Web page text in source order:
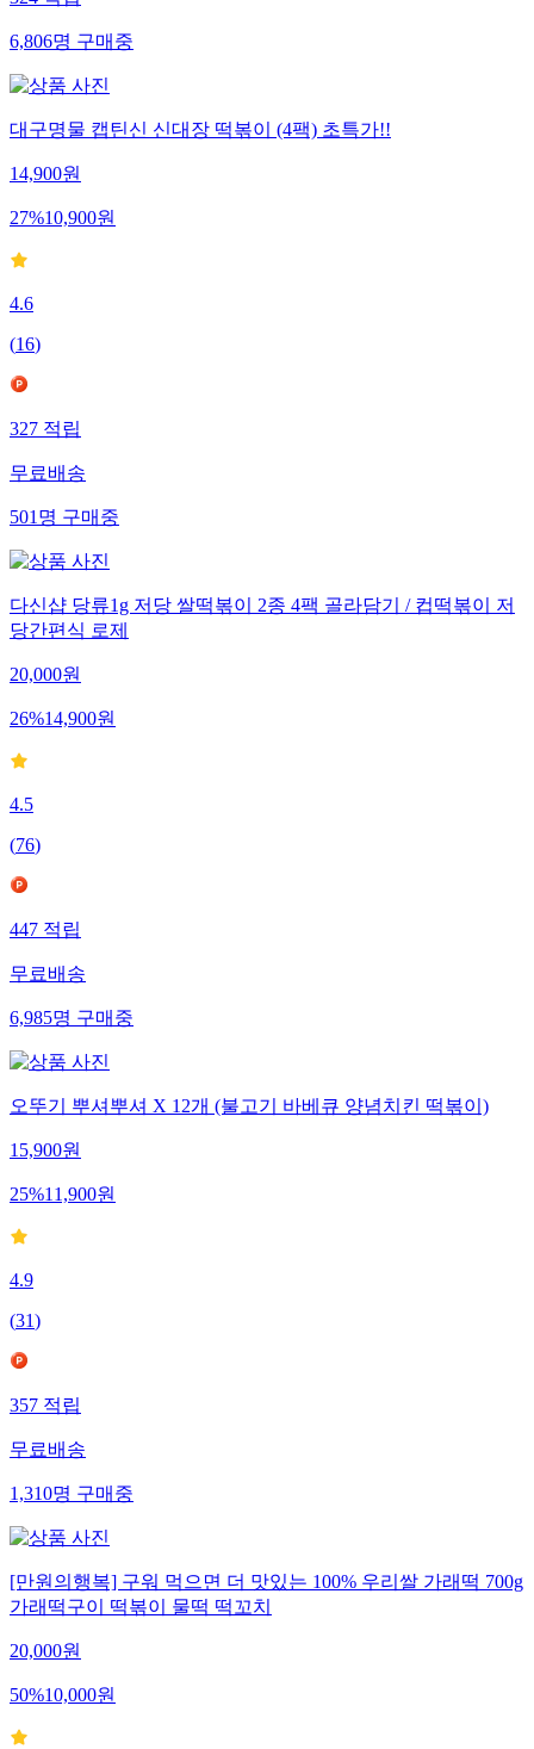
6,806명 구매중
대구명물 캡틴신 신대장 떡볶이 (4팩) 초특가!!
14,900원
27%10,900원
4.6
(16)
327 적립
무료배송
501 명 구매중
다신샵 당류1g 저당 쌀떡볶이 2종 4팩 골라담기 / 컵떡볶이 저
당간편식 로제
20,000원
26%14,900원
4.5
(76)
447 적립
무료배송
6,985명 구매중
오뚜기 뿌셔뿌셔 X 12개 (불고기 바베큐 양념치킨 떡볶이)
15,900원
25%11,900원
4.9
(31)
357 적립
무료배송
1,310명 구매중
[만원의행복] 구워 먹으면 더 맛있는 100% 우리쌀 가래떡 700g
가래떡구이 떡볶이 물떡 떡꼬치
20,000원
50%10,000원